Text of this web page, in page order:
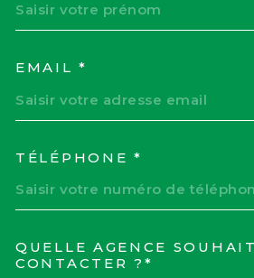
EMAIL *
TÉLÉPHONE *
QUELLE AGENCE
CONTACTER ?*